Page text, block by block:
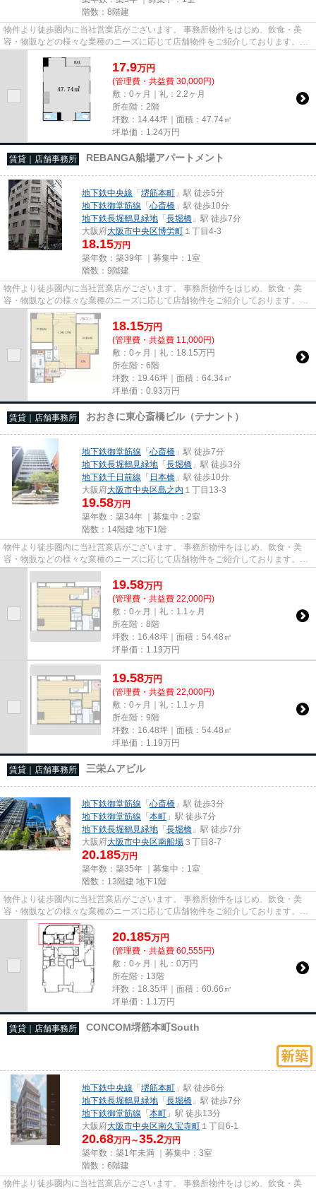
階数：8階建
物件より徒歩圏内に当社営業店がございます。 事務所物件をはじめ、飲食・美
容・物販などの様々な業種のニーズに応じて店舗物件をご紹介しております。
尚、弊社ではおとり広告は一切...
17.9万円
(管理費・共益費 30,000円)
敷：0ヶ月｜礼：2.2ヶ月
所在階：2階
坪数：14.44坪｜面積：47.74㎡
坪単価： 1.24万円
賃貸｜店舗事務所 REBANGA船場アパートメント
地下鉄中央線 「堺筋本町 」駅 徒歩5分
地下鉄御堂筋線 「心斎橋 」駅 徒歩10分
地下鉄長堀鶴見緑地 「長堀橋 」駅 徒歩7分
大阪府大阪市中央区博労町 １丁目4-3
18.15万円
築年数：築39年 ｜募集中： 1室
階数：9階建
物件より徒歩圏内に当社営業店がございます。 事務所物件をはじめ、飲食・美
容・物販などの様々な業種のニーズに応じて店舗物件をご紹介しております。
尚、弊社ではおとり広告は一切...
18.15万円
(管理費・共益費 11,000円)
敷：0ヶ月｜礼：18.15万円
所在階：6階
坪数：19.46坪｜面積：64.34㎡
坪単価： 0.93万円
賃貸｜店舗事務所 おおきに東心斎橋ビル（テナント）
地下鉄御堂筋線 「心斎橋 」駅 徒歩7分
地下鉄長堀鶴見緑地 「長堀橋 」駅 徒歩3分
地下鉄千日前線 「 日本橋 」駅 徒歩10分
大阪府大阪市中央区島之内 １丁目13-3
19.58万円
築年数：築34年 ｜募集中： 2室
階数：14階建 地下1階
物件より徒歩圏内に当社営業店がございます。 事務所物件をはじめ、飲食・美
容・物販などの様々な業種のニーズに応じて店舗物件をご紹介しております。
尚、弊社ではおとり広告は一切...
19.58万円
(管理費・共益費 22,000円)
敷：0ヶ月｜礼：1.1ヶ月
所在階：8階
坪数：16.48坪｜面積：54.48㎡
坪単価： 1.19万円
19.58万円
(管理費・共益費 22,000円)
敷：0ヶ月｜礼：1.1ヶ月
所在階：9階
坪数：16.48坪｜面積：54.48㎡
坪単価： 1.19万円
賃貸｜店舗事務所 三栄ムアビル
地下鉄御堂筋線 「心斎橋 」駅 徒歩3分
地下鉄御堂筋線 「本町 」駅 徒歩7分
地下鉄長堀鶴見緑地 「長堀橋 」駅 徒歩7分
大阪府大阪市中央区南船場 ３丁目8-7
20.185万円
築年数：築35年 ｜募集中： 1室
階数：13階建 地下1階
物件より徒歩圏内に当社営業店がございます。 事務所物件をはじめ、飲食・美
容・物販などの様々な業種のニーズに応じて店舗物件をご紹介しております。
尚、弊社ではおとり広告は一切...
20.185万円
(管理費・共益費 60,555円)
敷：0ヶ月｜礼：0万円
所在階：13階
坪数：18.35坪｜面積：60.66㎡
坪単価： 1.1 万円
賃貸｜店舗事務所 CONCOM堺筋本町South
地下鉄中央線 「堺筋本町 」駅 徒歩6分
地下鉄長堀鶴見緑地 「長堀橋 」駅 徒歩7分
地下鉄御堂筋線 「本町 」駅 徒歩13分
大阪府大阪市中央区南久宝寺町 １丁目6-1
20.68万円～35.2万円
築年数：築1年未満 ｜募集中： 3室
階数：6階建
物件より徒歩圏内に当社営業店がございます。 事務所物件をはじめ、飲食・美